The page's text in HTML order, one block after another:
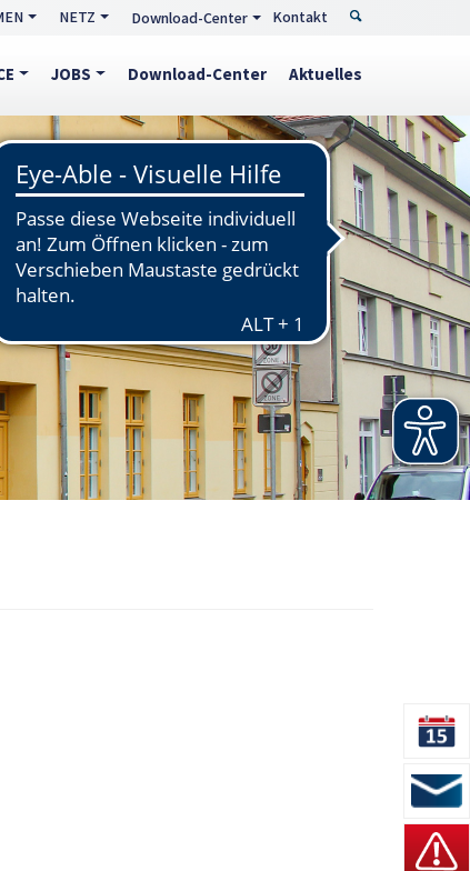
NETZ Download-Center Kontakt
JOBS Download-Center Aktuelles